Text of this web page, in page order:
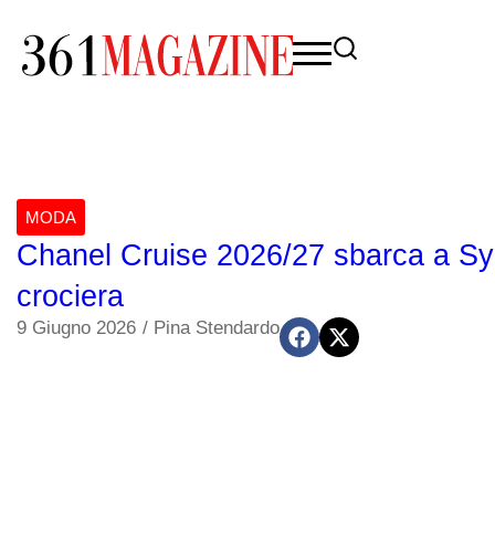
MODA
Chanel Cruise 2026/27 sbarca a
crociera
9 Giugno 2026 / Pina Stendardo